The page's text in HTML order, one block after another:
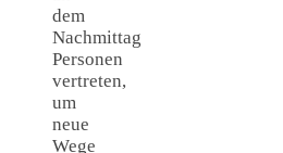
dem
Nachmittag
Personen
vertreten,
um
neue
Wege